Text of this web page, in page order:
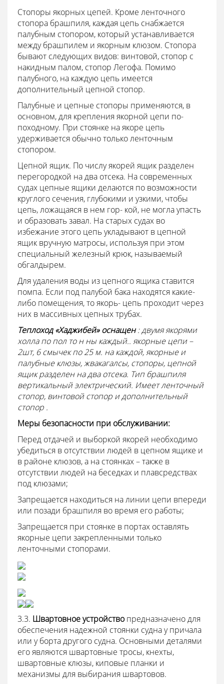
Стопоры якорных цепей. Кроме ленточного
стопора брашпиля, каждая цепь снабжается
палубным стопором, который устанавливается
между брашпилем и якорным клюзом. Стопора
бывают следующих видов: винтовой, стопор с
накидным палом, стопор Легофа. Помимо
палубного, на каждую цепь имеется
дополнительный цепной стопор.
Палубные и цепные стопоры применяются, в
основном, для крепления якорной цепи по-
походному. При стоянке на якоре цепь
удерживается обычно только ленточным
стопором.
Цепной ящик. По числу якорей ящик разделен
перегородкой на два отсека. На современных
судах цепные ящики делаются по возможности
круглого сечения, глубокими и узкими, чтобы
цепь, ложащаяся в нем гор- кой, не могла упасть
и образовать завал. На старых судах во
избежание этого цепь укладывают в цепной
ящик вручную матросы, используя при этом
специальный железный крюк, называемый
обгалдырем.
Для удаления воды из цепного ящика ставится
помпа. Если под палубой бака находятся какие-
либо помещения, то якорь- цепь проходит через
них в массивных цепных трубах.
Теплоход «Хаджибей» оснащен: двумя якорями
холла по пол тонны каждый.. якорные цепи –
2шт, 6 смычек по 25 м. на каждой, якорные и
палубные клюзы, жвакагалсы, стопоры, цепной
ящик разделен на два отсека. Тип брашпиля
вертикальный электрический. Имеет ленточный
стопор, винтовой стопор и дополнительный
стопор .
Меры безопасности при обслуживании:
Перед отдачей и выборкой якорей необходимо
убедиться в отсутствии людей в цепном ящике и
в районе клюзов, а на стоянках – также в
отсутствии людей на беседках и плавсредствах
под клюзами;
Запрещается находиться на линии цепи впереди
или позади брашпиля во время его работы;
Запрещается при стоянке в портах оставлять
якорные цепи закрепленными только
ленточными стопорами.
3.3. Швартовное устройство предназначено для
обеспечения надежной стоянки судна у причала
или у борта другого судна. Основными деталями
его являются швартовные тросы, кнехты,
швартовные клюзы, киповые планки и
механизмы для выбирания швартовов.